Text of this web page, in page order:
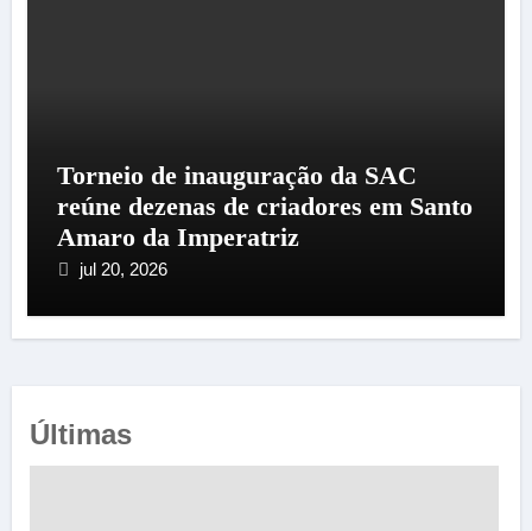
Torneio de inauguração da SAC
reúne dezenas de criadores em Santo
Amaro da Imperatriz
jul 20, 2026
Últimas